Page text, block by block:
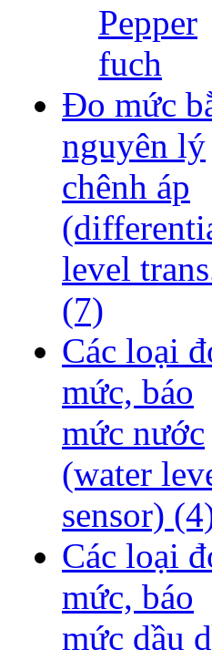
Pepper
fuch
Đo mức
nguyên lý
chênh áp
level
(7)
Các loại
mức, báo
mức nước
(water
sensor)
Các loại
mức, báo
mức dầu